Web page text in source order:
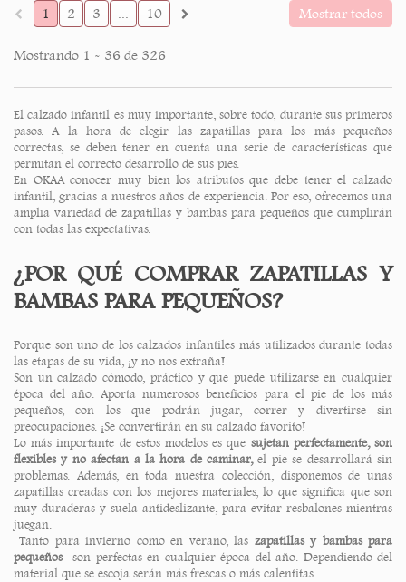
Mostrar todos
1 2 3 ... 10
Mostrando 1 - 36 de 326
El calzado infantil es muy importante, sobre todo, durante sus primeros
pasos. A la hora de elegir las zapatillas para los más pequeños
correctas, se deben tener en cuenta una serie de características que
permitan el correcto desarrollo de sus pies.
En OKAA conocer muy bien los atributos que debe tener el calzado
infantil, gracias a nuestros años de experiencia. Por eso, ofrecemos una
amplia variedad de zapatillas y bambas para pequeños que cumplirán
con todas las expectativas.
¿POR QUÉ COMPRAR ZAPATILLAS Y
BAMBAS PARA PEQUEÑOS?
Porque son uno de los calzados infantiles más utilizados durante todas
las etapas de su vida, ¡y no nos extraña!
Son un calzado cómodo, práctico y que puede utilizarse en cualquier
época del año. Aporta numerosos beneficios para el pie de los más
pequeños, con los que podrán jugar, correr y divertirse sin
preocupaciones. ¡Se convertirán en su calzado favorito!
Lo más importante de estos modelos es que sujetan perfectamente, son
flexibles y no afectan a la hora de caminar, el pie se desarrollará sin
problemas. Además, en toda nuestra colección, disponemos de unas
zapatillas creadas con los mejores materiales, lo que significa que son
muy duraderas y suela antideslizante, para evitar resbalones mientras
juegan.
Tanto para invierno como en verano, las zapatillas y bambas para
pequeñosson perfectas en cualquier época del año. Dependiendo del
material que se escoja serán más frescas o más calentitas.